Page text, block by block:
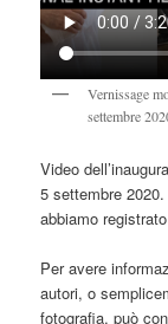
Vernissage
settembre
Video
5 settembre
abbiamo
Per avere
autori, o
fotografia, può